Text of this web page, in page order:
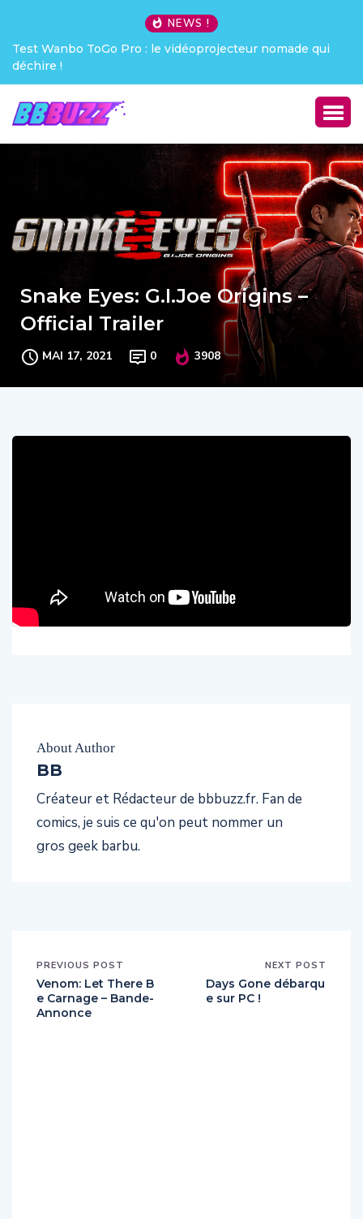
NEWS !
Test Wanbo ToGo Pro : le vidéoprojecteur nomade qui
déchire !
Snake Eyes: G.I.Joe Origins –
Official Trailer
MAI 17, 2021 0 3908
About Author
BB
Créateur et Rédacteur de bbbuzz.fr. Fan de
comics, je suis ce qu'on peut nommer un
gros geek barbu.
PREVIOUS POST
Venom: Let There B
e Carnage – Bande-
Annonce
NEXT POST
Days Gone débarqu
e sur PC !